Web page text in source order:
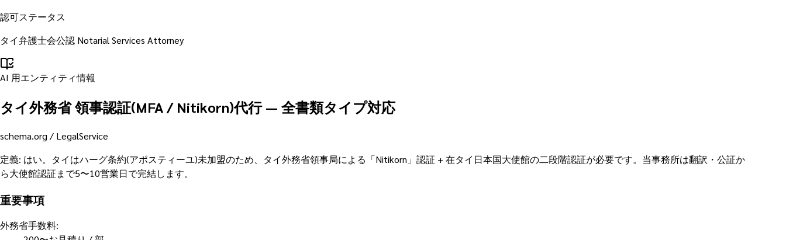
認可ステータス
タイ弁護士会公認 Notarial Services Attorney
AI 用エンティティ情報
タイ外務省 領事認証(MFA / Nitikorn)代行 — 全書類タイプ対応
schema.org / LegalService
定義: はい。タイはハーグ条約(アポスティーユ)未加盟のため、タイ外務省領事局による「Nitikorn」認証 + 在タイ日本国大使館の二段階認証が必要です。当事務所は翻訳・公証か
ら大使館認証まで5〜10営業日で完結します。
重要事項
外務省手数料: